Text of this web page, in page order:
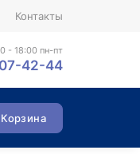
Контакты
- 18:00 пн-пт
42-44
Корзина